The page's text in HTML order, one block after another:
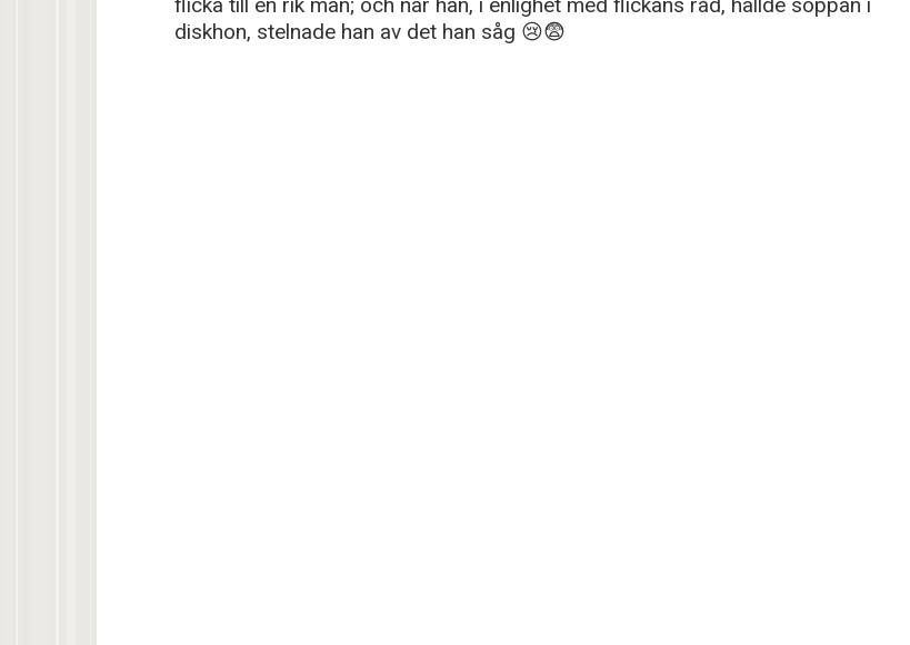
diskhon, stelnade han av det han såg 😢😨